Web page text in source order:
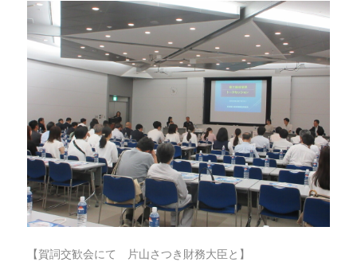
【賀詞交歓会にて 片山さつき財務大臣と】